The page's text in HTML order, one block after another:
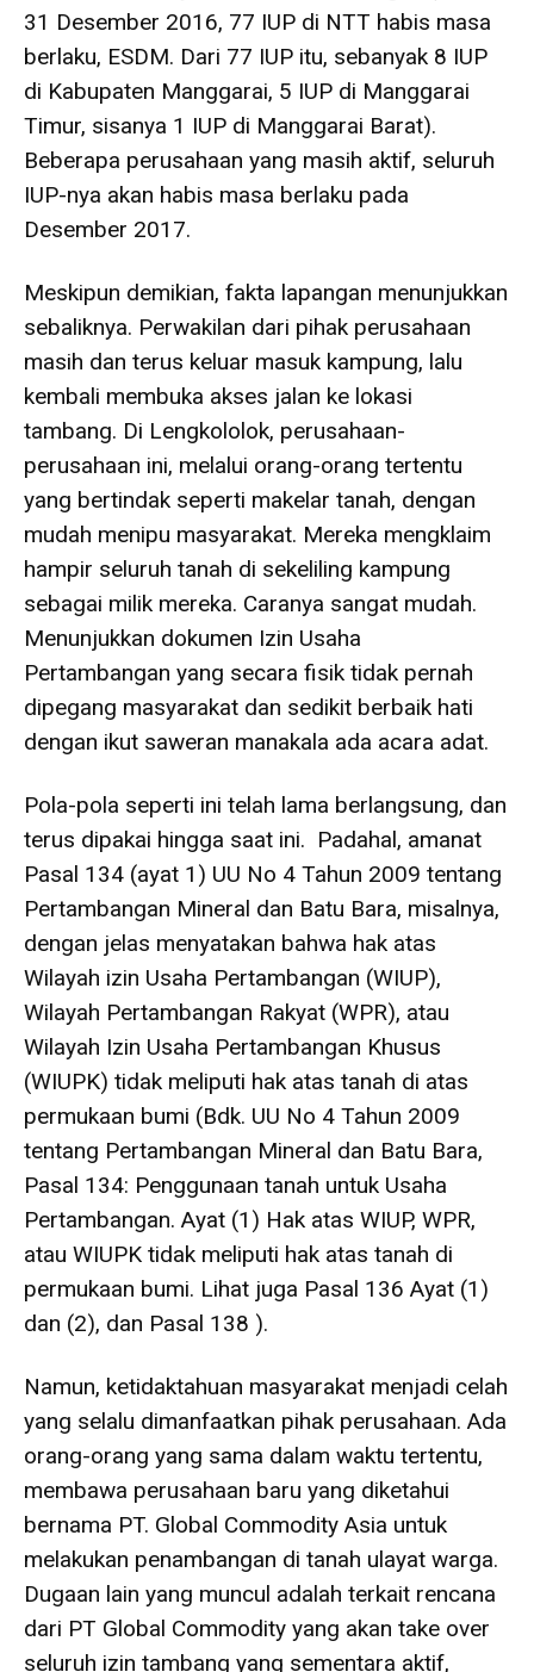
31 Desember 2016, 77 IUP di NTT habis masa
berlaku, ESDM. Dari 77 IUP itu, sebanyak 8 IUP
di Kabupaten Manggarai, 5 IUP di Manggarai
Timur, sisanya 1 IUP di Manggarai Barat).
Beberapa perusahaan yang masih aktif, seluruh
IUP-nya akan habis masa berlaku pada
Desember 2017.
Meskipun demikian, fakta lapangan menunjukkan
sebaliknya. Perwakilan dari pihak perusahaan
masih dan terus keluar masuk kampung, lalu
kembali membuka akses jalan ke lokasi
tambang. Di Lengkololok, perusahaan-
perusahaan ini, melalui orang-orang tertentu
yang bertindak seperti makelar tanah, dengan
mudah menipu masyarakat. Mereka mengklaim
hampir seluruh tanah di sekeliling kampung
sebagai milik mereka. Caranya sangat mudah.
Menunjukkan dokumen Izin Usaha
Pertambangan yang secara fisik tidak pernah
dipegang masyarakat dan sedikit berbaik hati
dengan ikut saweran manakala ada acara adat.
Pola-pola seperti ini telah lama berlangsung, dan
terus dipakai hingga saat ini. Padahal, amanat
Pasal 134 (ayat 1) UU No 4 Tahun 2009 tentang
Pertambangan Mineral dan Batu Bara, misalnya,
dengan jelas menyatakan bahwa hak atas
Wilayah izin Usaha Pertambangan (WIUP),
Wilayah Pertambangan Rakyat (WPR), atau
Wilayah Izin Usaha Pertambangan Khusus
(WIUPK) tidak meliputi hak atas tanah di atas
permukaan bumi (Bdk. UU No 4 Tahun 2009
tentang Pertambangan Mineral dan Batu Bara,
Pasal 134: Penggunaan tanah untuk Usaha
Pertambangan. Ayat (1) Hak atas WIUP, WPR,
atau WIUPK tidak meliputi hak atas tanah di
permukaan bumi. Lihat juga Pasal 136 Ayat (1)
dan (2), dan Pasal 138 ).
Namun, ketidaktahuan masyarakat menjadi celah
yang selalu dimanfaatkan pihak perusahaan. Ada
orang-orang yang sama dalam waktu tertentu,
membawa perusahaan baru yang diketahui
bernama PT. Global Commodity Asia untuk
melakukan penambangan di tanah ulayat warga.
Dugaan lain yang muncul adalah terkait rencana
dari PT Global Commodity yang akan take over
seluruh izin tambang yang sementara aktif,